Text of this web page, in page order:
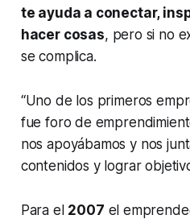
te ayuda a conectar,
hacer cosas, pero si no
se complica.
“Uno de los primeros
fue foro de
nos apoyábamos y nos
contenidos y lograr
Para el 2007 el